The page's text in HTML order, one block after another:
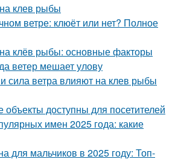
клев рыбы
ветре: клюёт или нет? Полное
на клёв рыбы: основные факторы
ветер мешает улову
сила ветра влияют на клев рыбы
объекты доступны для посетителей
имен 2025 года: какие
для мальчиков в 2025 году: Топ-